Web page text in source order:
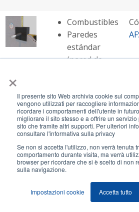
×
Il presente sito Web archivia cookie sul
vengono utilizzati per raccogliere
ricordare i comportamenti dell'utente in
migliorare il sito stesso e a offrire un
sito che tramite altri supporti. Per ulteriori
consultare l'informativa sulla privacy
Se non si accetta l'utilizzo, non verrà tenuta
comportamento durante visita, ma verrà
browser per ricordare che si è scelto di non
sulla navigazione.
Impostazioni cookie Accetta tutto
Combustibles
Paredes
estándar
(pared de
En grandes
aperturas
Multicapa